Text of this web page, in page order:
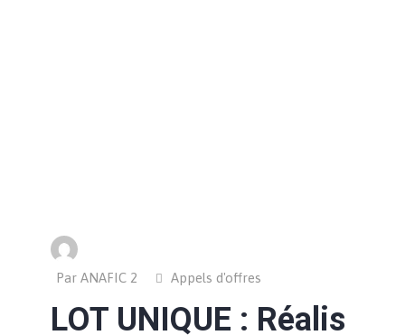
Par ANAFIC 2 Appels d'offres
LOT UNIQUE : Réalis